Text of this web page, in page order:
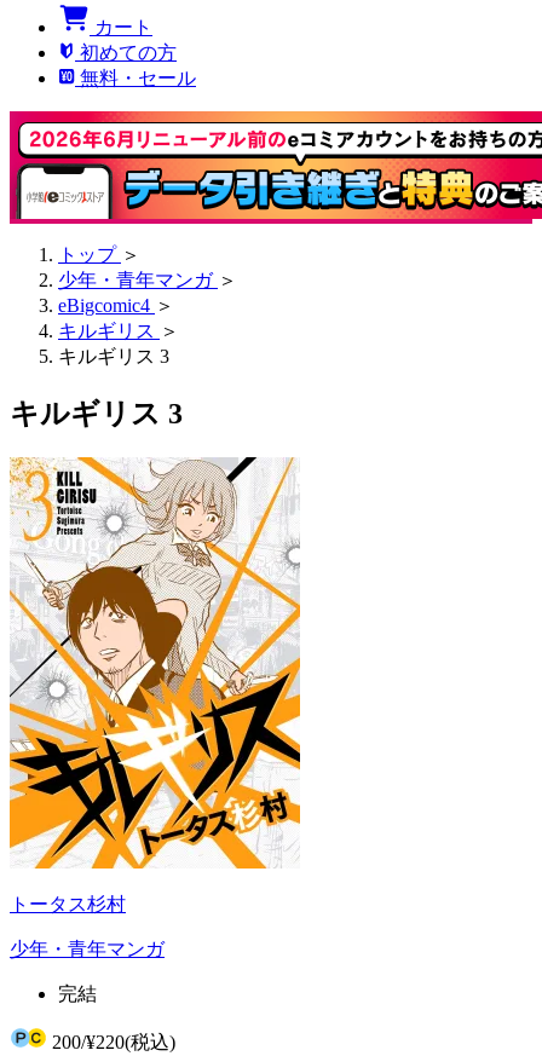
カート
初めての方
無料・セール
トップ ＞
少年・青年マンガ ＞
eBigcomic4 ＞
キルギリス ＞
キルギリス 3
キルギリス 3
トータス杉村
少年・青年マンガ
完結
200/¥220(税込)